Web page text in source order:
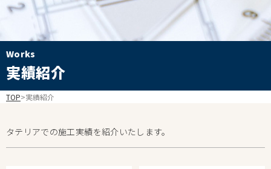
リフォーム品目
介護リフォーム
Works
Works
実績紹介
TOP>実績紹介
タテリアでの施工実績を紹介いたします。